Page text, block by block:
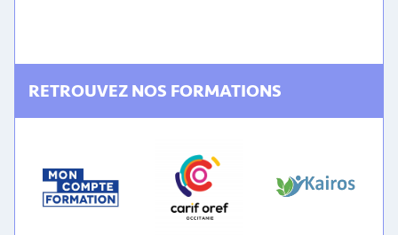
RETROUVEZ NOS FORMATIONS